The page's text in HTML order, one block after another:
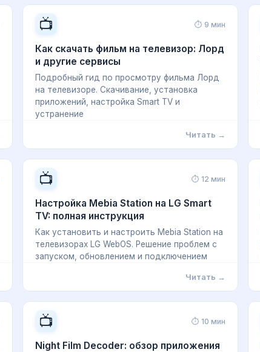
📺 ⏱ 9 мин
Как скачать фильм на телевизор: Лорд
и другие сервисы
Подробный гид по просмотру фильма Лорд
на телевизоре. Скачивание, установка
приложений, настройка Smart TV и
устранение
Читать →
📺 ⏱ 12 мин
Настройка Mebia Station на LG Smart
TV: полная инструкция
Как установить и настроить Mebia Station на
телевизорах LG WebOS. Решение проблем с
запуском, обновлением и подключением
Читать →
📺 ⏱ 10 мин
Night Film Decoder: обзор приложения